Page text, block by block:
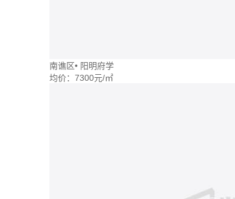
南谯区• 阳明府学
均价： 7300元/㎡